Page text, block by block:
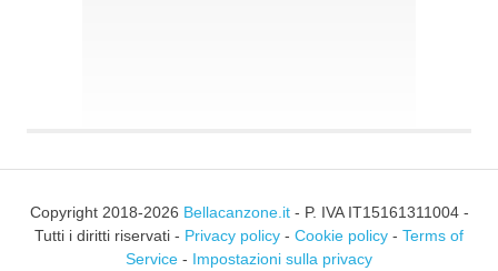
Copyright 2018-2026 Bellacanzone.it- P. IVA IT15161311004 -
Tutti i diritti riservati - Privacy policy - Cookie policy - Terms of
Service - Impostazioni sulla privacy